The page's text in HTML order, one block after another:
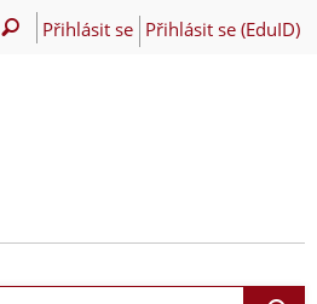
Přihlásit se Přihlásit se (EduID)